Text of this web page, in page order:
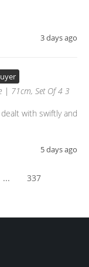
3 days ago
| 71cm, Set Of 4 3
with swiftly and
5 days ago
... 337